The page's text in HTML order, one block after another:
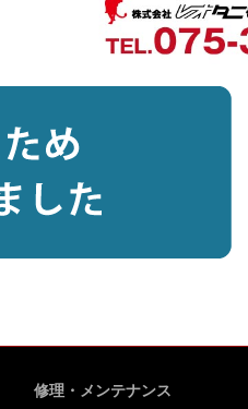
修理・メンテナンス